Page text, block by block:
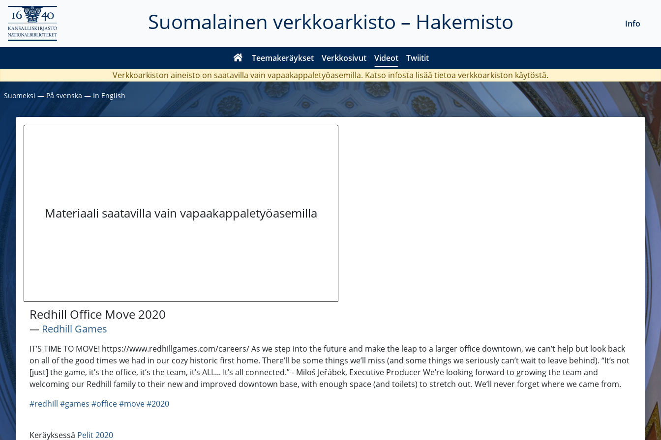
Suomalainen verkkoarkisto – Hakemisto
Teemakeräykset Verkkosivut Videot Twiitit
Info
Verkkoarkiston aineisto on saatavilla vain vapaakappaletyöasemilla. Katso infosta lisää tietoa verkkoarkiston käytöstä.
Suomeksi ― På svenska ― In English
Materiaali saatavilla vain vapaakappaletyöasemilla
Redhill Office Move 2020
― Redhill Games
IT’S TIME TO MOVE! https://www.redhillgames.com/careers/ As we step into the future and make the leap to a larger office downtown, we can’t help but look back
on all of the good times we had in our cozy historic first home. There’ll be some things we’ll miss (and some things we seriously can’t wait to leave behind). “It’s not
[just] the game, it’s the office, it’s the team, it’s ALL... It’s all connected.” - Miloš Jeřábek, Executive Producer We’re looking forward to growing the team and
welcoming our Redhill family to their new and improved downtown base, with enough space (and toilets) to stretch out. We’ll never forget where we came from.
#redhill #games #office#move#2020
Keräyksessä Pelit 2020